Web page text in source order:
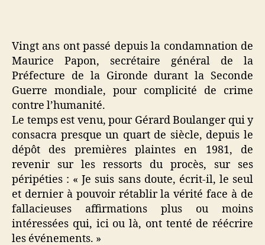
Vingt ans ont passé depuis la condamnation de
Maurice Papon, secrétaire général de la
Préfecture de la Gironde durant la Seconde
Guerre mondiale, pour complicité de crime
contre l’humanité.
Le temps est venu, pour Gérard Boulanger qui y
consacra presque un quart de siècle, depuis le
dépôt des premières plaintes en 1981, de
revenir sur les ressorts du procès, sur ses
péripéties : « Je suis sans doute, écrit-il, le seul
et dernier à pouvoir rétablir la vérité face à de
fallacieuses affirmations plus ou moins
intéressées qui, ici ou là, ont tenté de réécrire
les événements. »